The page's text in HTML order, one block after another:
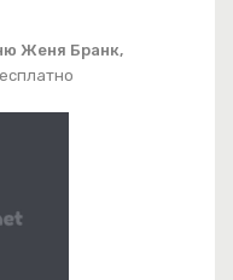
Женя Бранк,